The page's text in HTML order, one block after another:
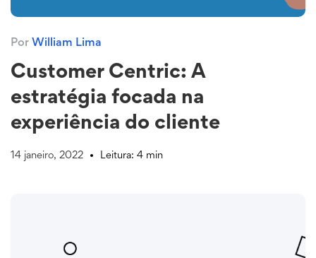
Por William Lima
Customer Centric: A
estratégia focada na
experiência do cliente
14 janeiro, 2022 Leitura: 4 min